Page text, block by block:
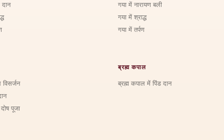
दान
गया में नारायण बली
गया में श्राद्ध
गया में तर्पण
पूजा
ब्रह्म कपाल
ब्रह्म कपाल में पिंड दान